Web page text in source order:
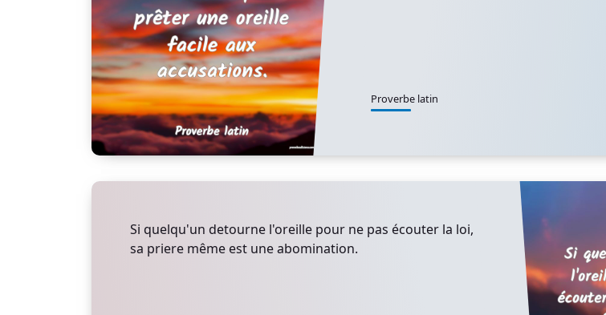
Proverbe latin
Si quelqu'un detourne l'oreille pour ne pas écouter la loi,
sa priere même est une abomination.